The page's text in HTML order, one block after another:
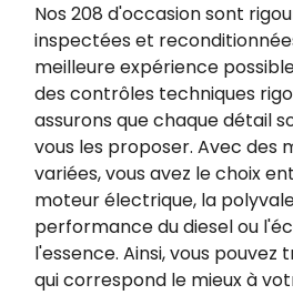
Nos 208 d'occasion sont
inspectées et
meilleure expérience
des contrôles techniques
assurons que chaque détail
vous les proposer. Avec des
variées, vous avez le choix
moteur électrique, la
performance du diesel ou
l'essence. Ainsi, vous pouvez
qui correspond le mieux à